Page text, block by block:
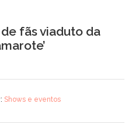
fãs viaduto da
Shows e eventos